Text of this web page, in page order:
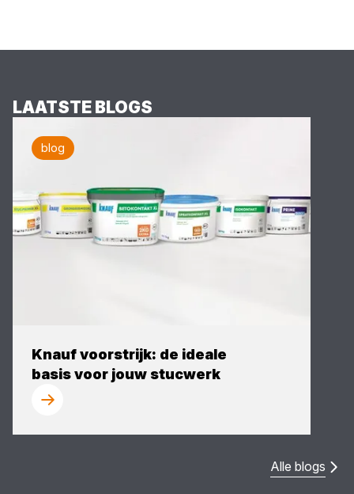
LAATSTE BLOGS
blog
Knauf voorstrijk: de ideale
basis voor jouw stucwerk
Alle blogs